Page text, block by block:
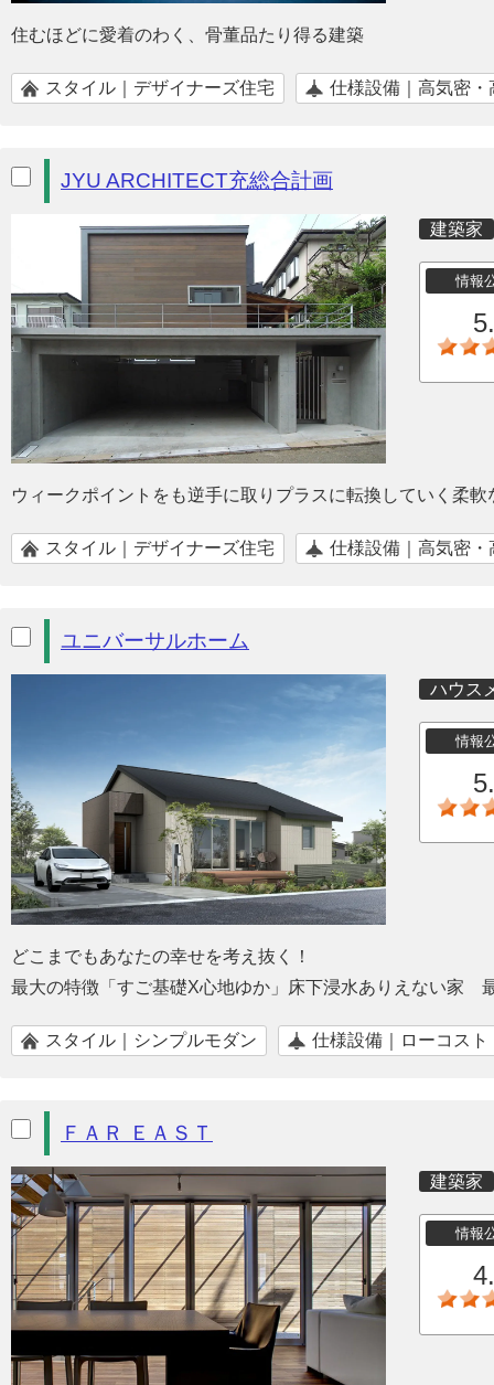
住むほどに愛着のわく、骨董品たり得る建築
スタイル｜デザイナーズ住宅 仕様設備｜高気密・
JYU ARCHITECT充総合計画
建築家
情報
ウィークポイントをも逆手に取りプラスに転換していく柔
スタイル｜デザイナーズ住宅 仕様設備｜高気密・
ユニバーサルホーム
ハウス
情報
どこまでもあなたの幸せを考え抜く！
最大の特徴「すご基礎X心地ゆか」床下浸水ありえない
スタイル｜シンプルモダン 仕様設備｜ローコスト
ＦＡＲ ＥＡＳＴ
建築家
情報